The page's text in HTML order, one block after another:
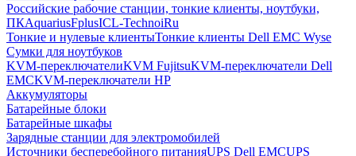
Российские рабочие станции, тонкие клиенты, ноутбуки,
ПКAquariusFplusICL-TechnoiRu
Тонкие и нулевые клиентыТонкие клиенты Dell EMC Wyse
Сумки для ноутбуков
KVM-переключателиKVM FujitsuKVM-переключатели Dell
EMCKVM-переключатели HP
Аккумуляторы
Батарейные блоки
Батарейные шкафы
Зарядные станции для электромобилей
Источники бесперебойного питанияUPS Dell EMCUPS